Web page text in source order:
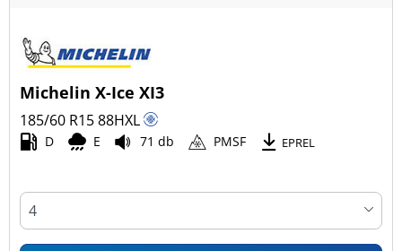
Michelin X-Ice XI3
185/60 R1588HXL
D E 71 db PMSF EPREL